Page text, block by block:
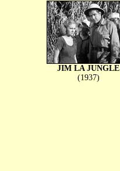
JIM LA JUNGLE
(1937)